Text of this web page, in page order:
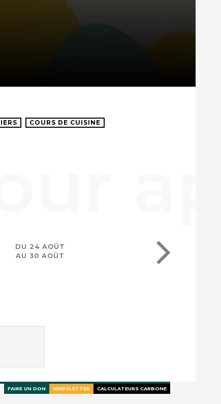
FAIRE UN DON NEWSLETTER CALCULATEURS CARBONE
COURS DE CUISINE
DU 24 AOÛT
AU 30 AOÛT